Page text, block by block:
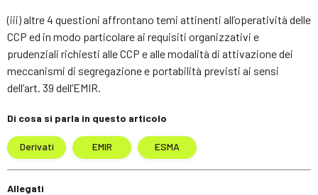
(iii) altre 4 questioni affrontano temi attinenti all’operatività delle
CCP ed in modo particolare ai requisiti organizzativi e
prudenziali richiesti alle CCP e alle modalità di attivazione dei
meccanismi di segregazione e portabilità previsti ai sensi
dell’art. 39 dell’EMIR.
Di cosa si parla in questo articolo
Derivati EMIR ESMA
Allegati